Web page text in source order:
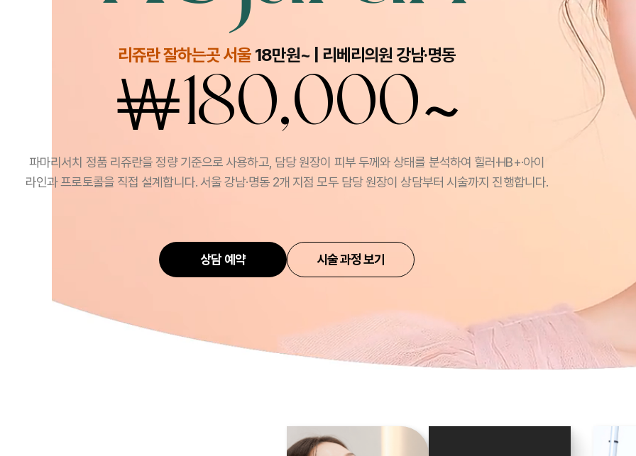
리쥬란 잘하는곳 서울18만원~ | 리베리의원 강남·명동
￦180,000~
파마리서치 정품 리쥬란을 정량 기준으로 사용하고, 담당 원장이 피부 두께와 상태를 분석하여 힐러·HB+·아이
라인과 프로토콜을 직접 설계합니다. 서울 강남·명동 2개 지점 모두 담당 원장이 상담부터 시술까지 진행합니다.
상담 예약 시술 과정 보기